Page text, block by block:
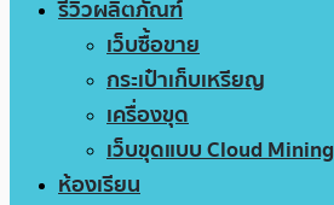
รีวิวผลิตภัณฑ์
เว็บซื้อขาย
กระเป๋าเก็บเหรียญ
เครื่องขุด
เว็บขุดแบบ Cloud Mining
ห้องเรียน